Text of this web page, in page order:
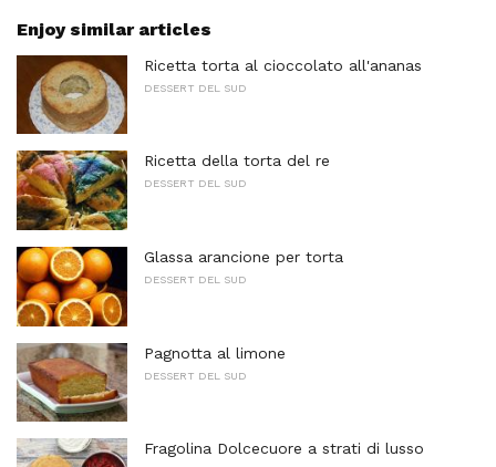
Enjoy similar articles
Ricetta torta al cioccolato all'ananas
DESSERT DEL SUD
Ricetta della torta del re
DESSERT DEL SUD
Glassa arancione per torta
DESSERT DEL SUD
Pagnotta al limone
DESSERT DEL SUD
Fragolina Dolcecuore a strati di lusso